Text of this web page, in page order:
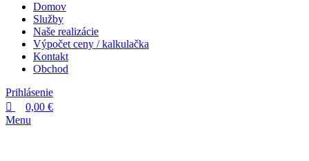
Domov
Služby
Naše realizácie
Výpočet ceny / kalkulačka
Kontakt
Obchod
Prihlásenie
0,00 €
Menu